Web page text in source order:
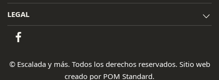
LEGAL
© Escalada y más. Todos los derechos reservados. Sitio web
creado por POM Standard.